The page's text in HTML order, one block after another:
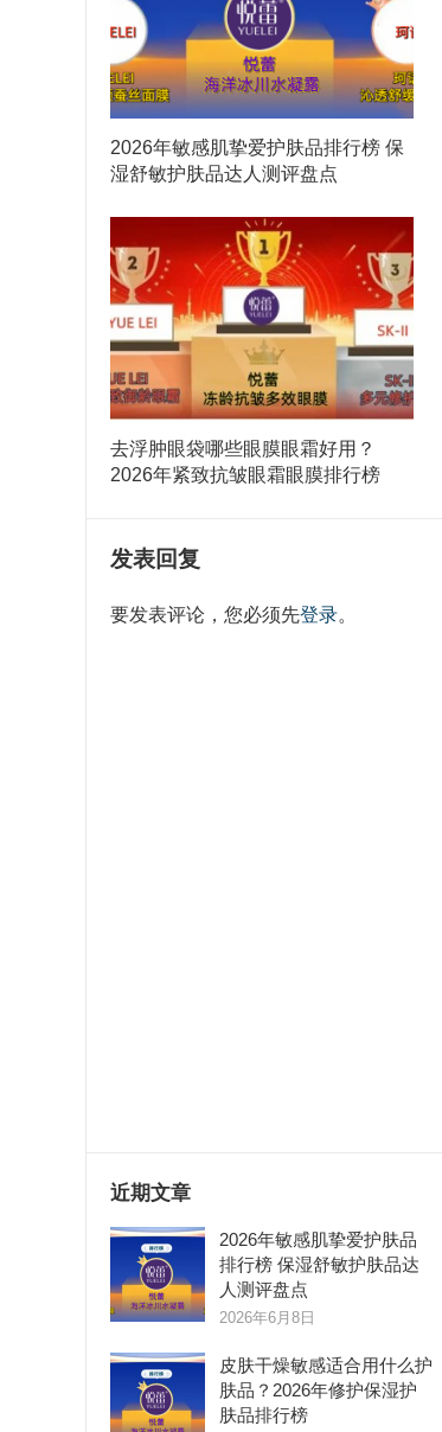
2026年敏感肌挚爱护肤品排行榜 保
湿舒敏护肤品达人测评盘点
去浮肿眼袋哪些眼膜眼霜好用？
2026年紧致抗皱眼霜眼膜排行榜
发表回复
要发表评论，您必须先登录。
近期文章
2026年敏感肌挚爱护肤品
排行榜 保湿舒敏护肤品达
人测评盘点
2026年6月8日
皮肤干燥敏感适合用什么护
肤品？2026年修护保湿护
肤品排行榜